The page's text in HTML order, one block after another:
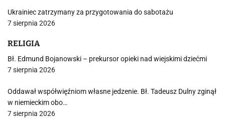
Ukrainiec zatrzymany za przygotowania do sabotażu
7 sierpnia 2026
RELIGIA
Bł. Edmund Bojanowski – prekursor opieki nad wiejskimi dziećmi
7 sierpnia 2026
Oddawał współwięźniom własne jedzenie. Bł. Tadeusz Dulny zginął
w niemieckim obo…
7 sierpnia 2026